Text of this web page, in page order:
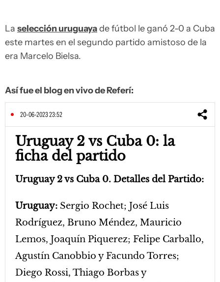
La selección uruguayade fútbol le ganó 2-0 a Cuba
este martes en el segundo partido amistoso de la
era Marcelo Bielsa.
Así fue el blog en vivo de Referí:
20-06-2023 23:52
Uruguay 2 vs Cuba 0: la
ficha del partido
Uruguay 2 vs Cuba 0. Detalles del Partido:
Uruguay: Sergio Rochet; José Luis
Rodríguez, Bruno Méndez, Mauricio
Lemos, Joaquín Piquerez; Felipe Carballo,
Agustín Canobbio y Facundo Torres;
Diego Rossi, Thiago Borbas y